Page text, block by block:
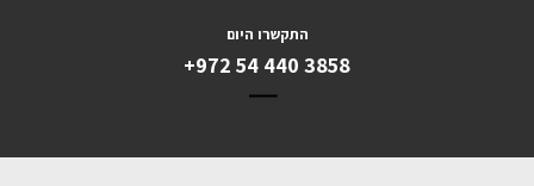
התקשרו היום
+972 54 440 3858